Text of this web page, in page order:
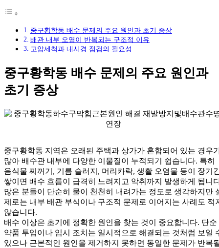
중구황학동 배수 문제의 주요 원인과 초기 증상
배관 내부 오염이 반복되는 구조적 이유
고압세척과 내시경 점검의 필요성
중구황학동 배수 문제의 주요 원인과
초기 증상
중구황학동 지역은 오래된 주택과 상가가 혼합되어 있는 경우
많아 배수관 내부에 다양한 이물질이 누적되기 쉽습니다. 특히
음식물 찌꺼기, 기름 슬러지, 머리카락, 생활 오염물 등이 장기
쌓이면 배수 흐름이 급격히 느려지고 악취까지 발생하게 됩니
많은 분들이 단순히 물이 천천히 내려가는 정도로 생각하지만
제로는 내부 배관 부식이나 구조적 문제로 이어지는 사례도 적
않습니다.
배수 이상은 초기에 정확한 원인을 찾는 것이 중요합니다. 단순
약품 투입이나 임시 조치는 일시적으로 해결되는 것처럼 보일
있으나 근본적인 원인을 제거하지 못하면 동일한 문제가 반복